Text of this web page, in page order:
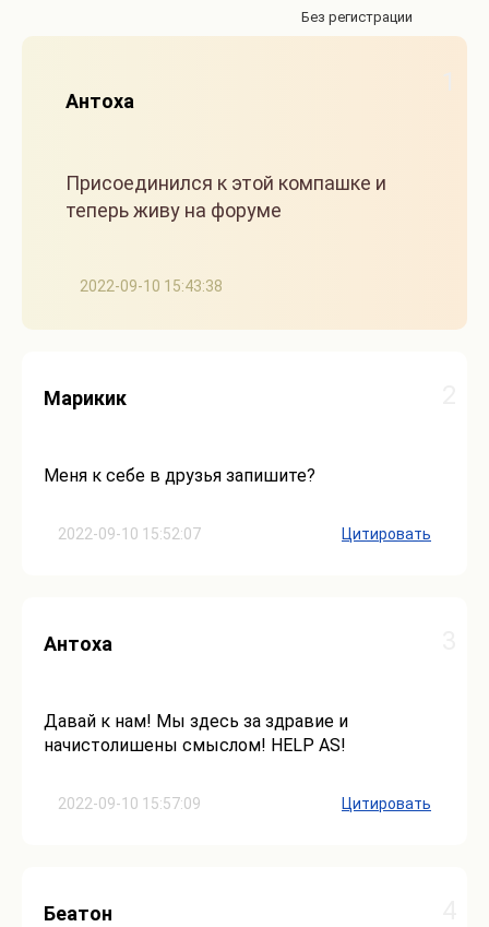
2022-09-10 15:43:38
Антоха
Присоединился к этой компашке и
теперь живу на форуме
2022-09-10 15:52:07
Марикик
Меня к себе в друзья запишите?
Цитировать
2022-09-10 15:57:09
Антоха
Давай к нам! Мы здесь за здравие и
начистолишены смыслом! HELP AS!
Цитировать
Беатон